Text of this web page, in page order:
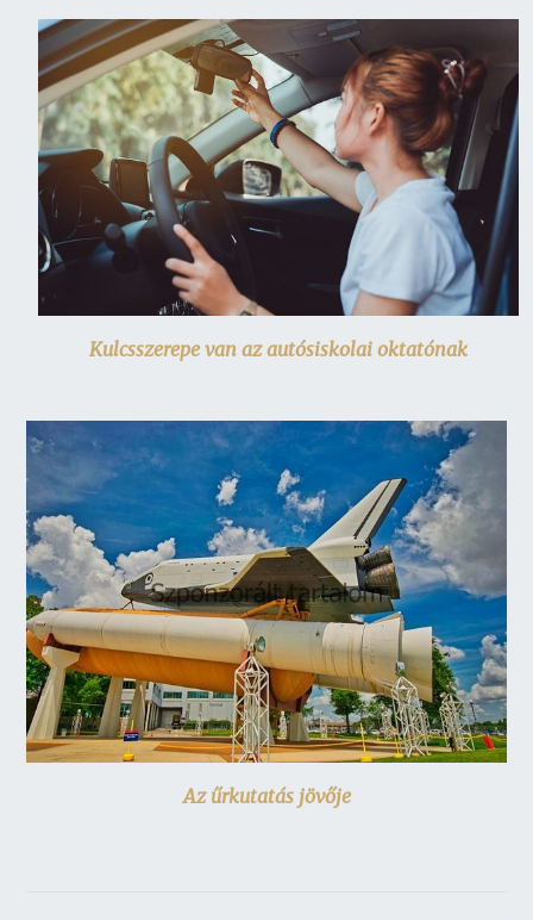
Kulcsszerepe van az autósiskolai oktatónak
Az űrkutatás jövője